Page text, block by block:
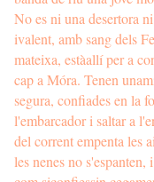
No es ni una desertora
ivalent, amb sang dels
mateixa, estàallí per a
cap a Móra. Tenen
segura, confiades en la
l'embarcador i saltar a
del corrent empenta les
les nenes no s'espanten,